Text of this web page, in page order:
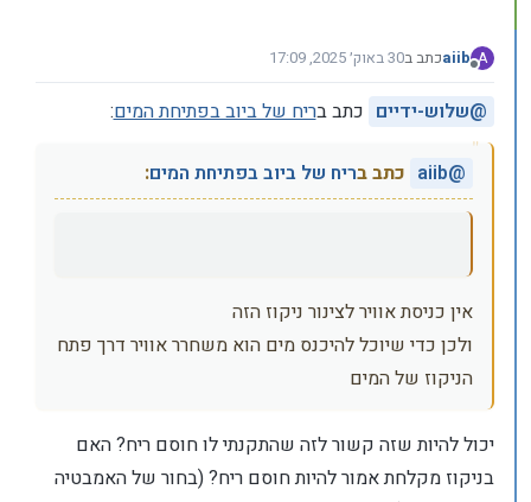
A
מנותק
aiibכתב ב30 באוק׳ 2025, 17:09
נערך לאחרונה על ידי
@שלוש-ידיים כתב בריח של ביוב בפתיחת המים:
@
aiib כתב בריח של ביוב בפתיחת המים:
אין כניסת אוויר לצינור ניקוז הזה
ולכן כדי שיוכל להיכנס מים הוא משחרר אוויר דרך פתח
הניקוז של המים
יכול להיות שזה קשור לזה שהתקנתי לו חוסם ריח? האם
בניקוז מקלחת אמור להיות חוסם ריח? (בחור של האמבטיה